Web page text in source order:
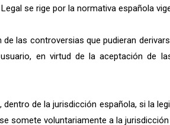
se rige por la normativa española
de las controversias que pudieran
en virtud de la aceptación de
dentro de la jurisdicción española, si la
somete voluntariamente a la jurisdicción